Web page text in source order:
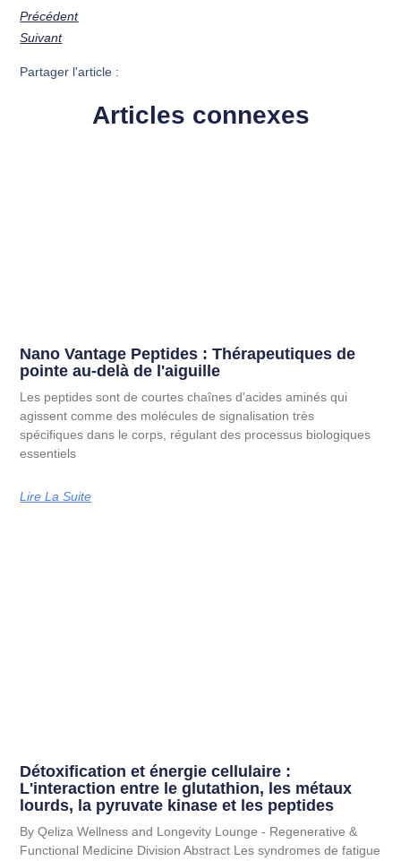
Précédent
Suivant
Partager l'article :
Articles connexes
Nano Vantage Peptides : Thérapeutiques de
pointe au-delà de l'aiguille
Les peptides sont de courtes chaînes d'acides aminés qui
agissent comme des molécules de signalisation très
spécifiques dans le corps, régulant des processus biologiques
essentiels
Lire La Suite
Détoxification et énergie cellulaire :
L'interaction entre le glutathion, les métaux
lourds, la pyruvate kinase et les peptides
By Qeliza Wellness and Longevity Lounge - Regenerative &
Functional Medicine Division Abstract Les syndromes de fatigue